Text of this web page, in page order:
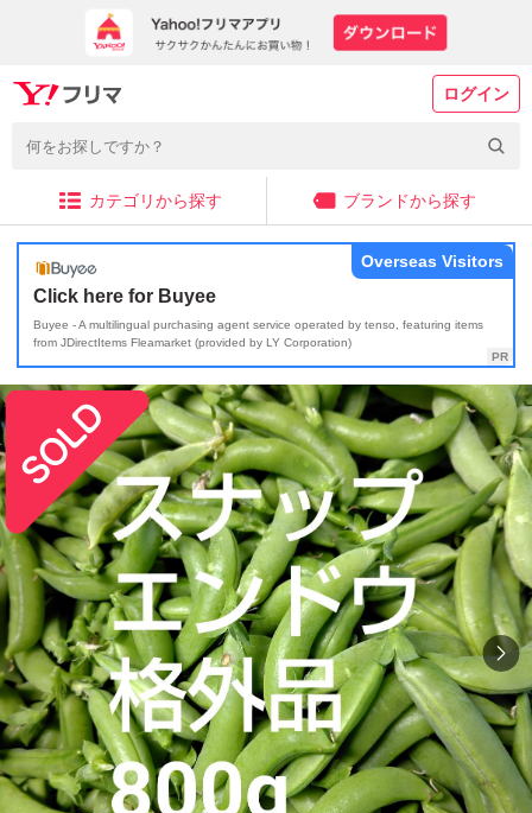
ログイン
カテゴリから探す ブランドから探す
Click here for Buyee
Buyee - A multilingual purchasing agent service operated by tenso, featuring items
from JDirectItems Fleamarket (provided by LY Corporation)
Overseas Visitors